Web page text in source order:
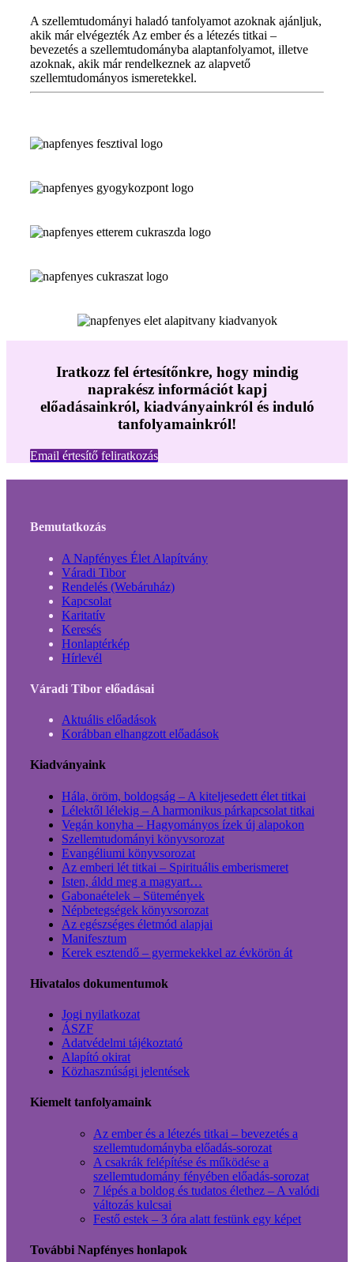
A szellemtudományi haladó tanfolyamot azoknak ajánljuk,
akik már elvégezték Az ember és a létezés titkai –
bevezetés a szellemtudományba alaptanfolyamot, illetve
azoknak, akik már rendelkeznek az alapvető
szellemtudományos ismeretekkel.
Iratkozz fel értesítőnkre, hogy mindig
naprakész információt kapj
előadásainkról, kiadványainkról és induló
tanfolyamainkról!
Email értesítő feliratkozás
Bemutatkozás
A Napfényes Élet Alapítvány
Váradi Tibor
Rendelés (Webáruház)
Kapcsolat
Karitatív
Keresés
Honlaptérkép
Hírlevél
Váradi Tibor előadásai
Aktuális előadások
Korábban elhangzott előadások
Kiadványaink
Hála, öröm, boldogság – A kiteljesedett élet titkai
Lélektől lélekig – A harmonikus párkapcsolat titkai
Vegán konyha – Hagyományos ízek új alapokon
Szellemtudományi könyvsorozat
Evangéliumi könyvsorozat
Az emberi lét titkai – Spirituális emberismeret
Isten, áldd meg a magyart…
Gabonaételek – Sütemények
Népbetegségek könyvsorozat
Az egészséges életmód alapjai
Manifesztum
Kerek esztendő – gyermekekkel az évkörön át
Hivatalos dokumentumok
Jogi nyilatkozat
ÁSZF
Adatvédelmi tájékoztató
Alapító okirat
Közhasznúsági jelentések
Kiemelt tanfolyamaink
Az ember és a létezés titkai – bevezetés a
szellemtudományba előadás-sorozat
A csakrák felépítése és működése a
szellemtudomány fényében előadás-sorozat
7 lépés a boldog és tudatos élethez – A valódi
változás kulcsai
Festő estek – 3 óra alatt festünk egy képet
További Napfényes honlapok